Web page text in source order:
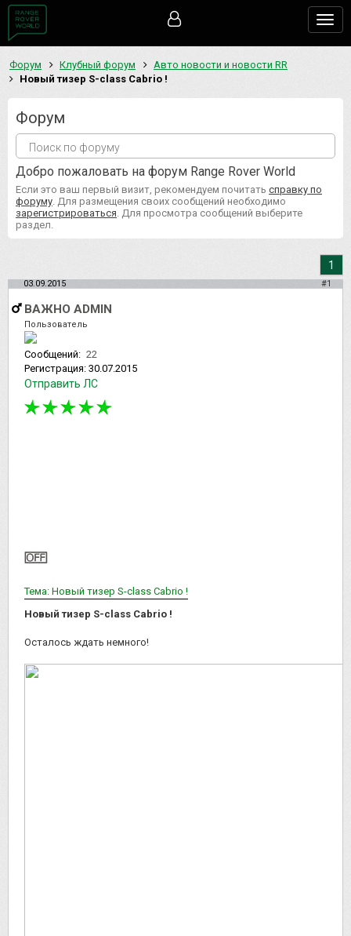
Форум Клубный форум
Авто новости и новости RR
Новый тизер S-class Cabrio !
Форум
Добро пожаловать на форум Range Rover World
Если это ваш первый визит, рекомендуем почитать справку по
форуму . Для размещения своих сообщений необходимо
зарегистрироваться . Для просмотра сообщений выберите
раздел.
1
03.09.2015 #1
ВАЖНО ADMIN
Пользователь
Сообщений: 22
Регистрация: 30.07.2015
Отправить ЛС
Тема: Новый тизер S-class Cabrio !
Новый тизер S-class Cabrio !
Осталось ждать немного!